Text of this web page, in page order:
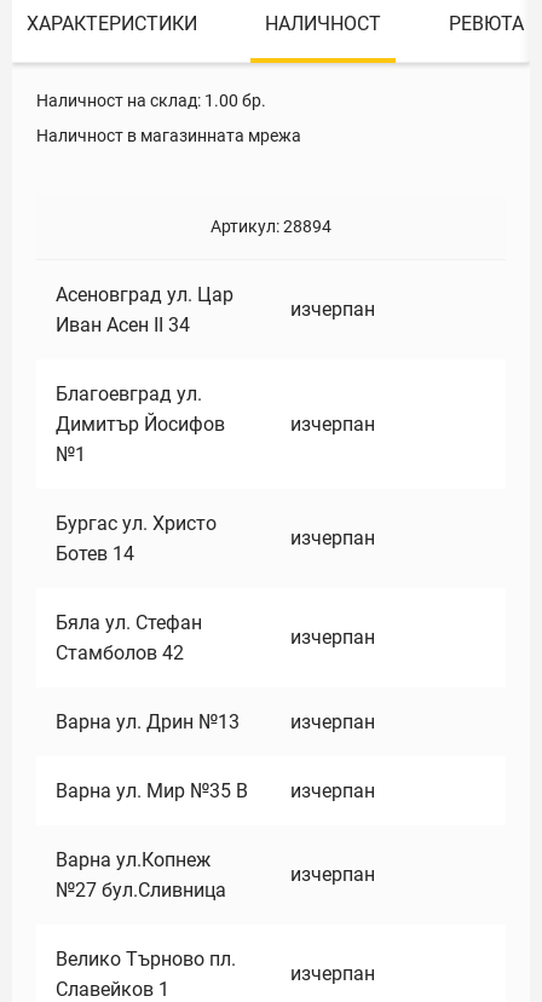
ХАРАКТЕРИСТИКИ НАЛИЧНОСТ РЕВЮТА
Наличност на склад: 1.00 бр.
Наличност в магазинната мрежа
Артикул:28894
Асеновград ул. Цар
Иван Асен II 34
изчерпан
Благоевград ул.
Димитър Йосифов
№1
изчерпан
Бургас ул. Христо
Ботев 14
изчерпан
Бяла ул. Стефан
Стамболов 42
изчерпан
Варна ул. Дрин №13 изчерпан
Варна ул. Мир №35 В изчерпан
Варна ул.Копнеж
№27 бул.Сливница
изчерпан
Велико Търново пл.
Славейков 1
изчерпан